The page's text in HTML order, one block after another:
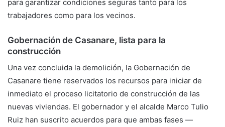
para garantizar condiciones seguras tanto para los
trabajadores como para los vecinos.
Gobernación de Casanare, lista para la
construcción
Una vez concluida la demolición, la Gobernación de
Casanare tiene reservados los recursos para iniciar de
inmediato el proceso licitatorio de construcción de las
nuevas viviendas. El gobernador y el alcalde Marco Tulio
Ruiz han suscrito acuerdos para que ambas fases —